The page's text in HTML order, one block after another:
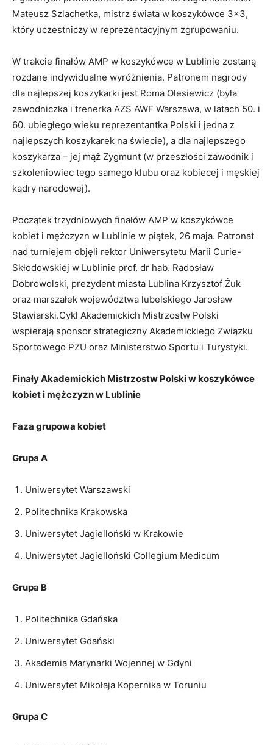
Mateusz Szlachetka, mistrz świata w koszykówce 3×3,
który uczestniczy w reprezentacyjnym zgrupowaniu.
W trakcie finałów AMP w koszykówce w Lublinie zostaną
rozdane indywidualne wyróżnienia. Patronem nagrody
dla najlepszej koszykarki jest Roma Olesiewicz (była
zawodniczka i trenerka AZS AWF Warszawa, w latach 50. i
60. ubiegłego wieku reprezentantka Polski i jedna z
najlepszych koszykarek na świecie), a dla najlepszego
koszykarza – jej mąż Zygmunt (w przeszłości zawodnik i
szkoleniowiec tego samego klubu oraz kobiecej i męskiej
kadry narodowej).
Początek trzydniowych finałów AMP w koszykówce
kobiet i mężczyzn w Lublinie w piątek, 26 maja. Patronat
nad turniejem objęli rektor Uniwersytetu Marii Curie-
Skłodowskiej w Lublinie prof. dr hab. Radosław
Dobrowolski, prezydent miasta Lublina Krzysztof Żuk
oraz marszałek województwa lubelskiego Jarosław
Stawiarski.Cykl Akademickich Mistrzostw Polski
wspierają sponsor strategiczny Akademickiego Związku
Sportowego PZU oraz Ministerstwo Sportu i Turystyki.
Finały Akademickich Mistrzostw Polski w koszykówce
kobiet i mężczyzn w Lublinie
Faza grupowa kobiet
Grupa A
Uniwersytet Warszawski
Politechnika Krakowska
Uniwersytet Jagielloński w Krakowie
Uniwersytet Jagielloński Collegium Medicum
Grupa B
Politechnika Gdańska
Uniwersytet Gdański
Akademia Marynarki Wojennej w Gdyni
Uniwersytet Mikołaja Kopernika w Toruniu
Grupa C